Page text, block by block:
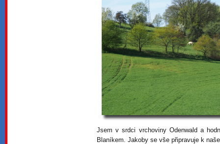
Jsem v srdci vrchoviny Odenwald a
Blaníkem. Jakoby se vše připravuje k